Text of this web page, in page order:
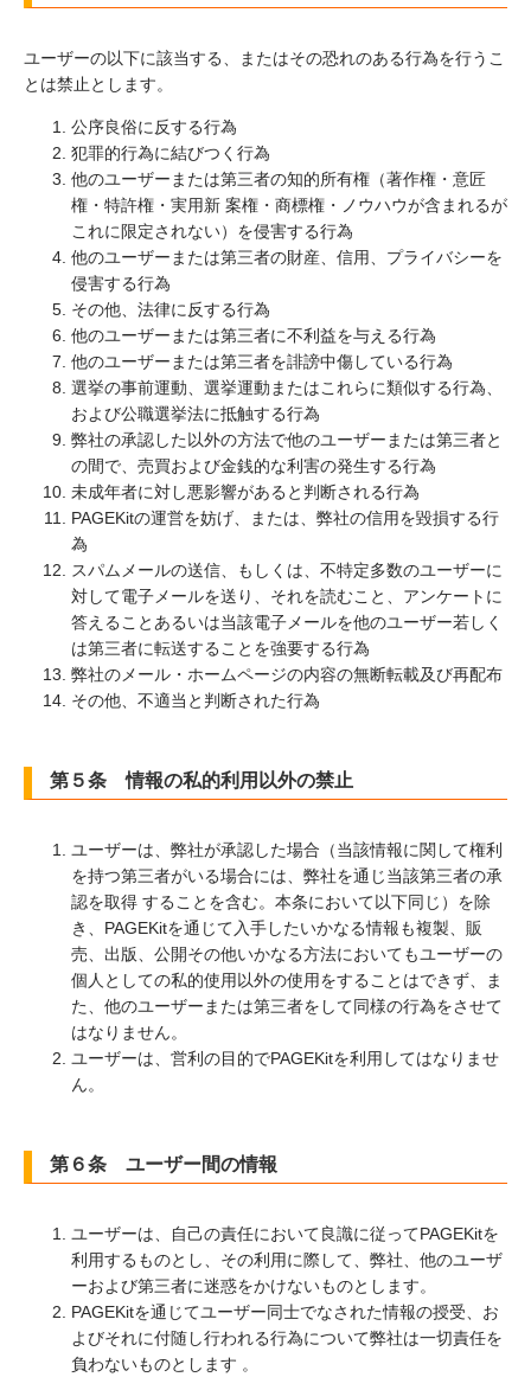
ユーザーの以下に該当する、またはその恐れのある行為を行うこ
とは禁止とします。
公序良俗に反する行為
犯罪的行為に結びつく行為
他のユーザーまたは第三者の知的所有権（著作権・意匠
権・特許権・実用新 案権・商標権・ノウハウが含まれるが
これに限定されない）を侵害する行為
他のユーザーまたは第三者の財産、信用、プライバシーを
侵害する行為
その他、法律に反する行為
他のユーザーまたは第三者に不利益を与える行為
他のユーザーまたは第三者を誹謗中傷している行為
選挙の事前運動、選挙運動またはこれらに類似する行為、
および公職選挙法に抵触する行為
弊社の承認した以外の方法で他のユーザーまたは第三者と
の間で、売買および金銭的な利害の発生する行為
未成年者に対し悪影響があると判断される行為
PAGEKitの運営を妨げ、または、弊社の信用を毀損する行
為
スパムメールの送信、もしくは、不特定多数のユーザーに
対して電子メールを送り、それを読むこと、アンケートに
答えることあるいは当該電子メールを他のユーザー若しく
は第三者に転送することを強要する行為
弊社のメール・ホームページの内容の無断転載及び再配布
その他、不適当と判断された行為
第５条 情報の私的利用以外の禁止
ユーザーは、弊社が承認した場合（当該情報に関して権利
を持つ第三者がいる場合には、弊社を通じ当該第三者の承
認を取得 することを含む。本条において以下同じ）を除
き、PAGEKitを通じて入手したいかなる情報も複製、販
売、出版、公開その他いかなる方法においてもユーザーの
個人としての私的使用以外の使用をすることはできず、ま
た、他のユーザーまたは第三者をして同様の行為をさせて
はなりません。
ユーザーは、営利の目的でPAGEKitを利用してはなりませ
ん。
第６条 ユーザー間の情報
ユーザーは、自己の責任において良識に従ってPAGEKitを
利用するものとし、その利用に際して、弊社、他のユーザ
ーおよび第三者に迷惑をかけないものとします。
PAGEKitを通じてユーザー同士でなされた情報の授受、お
よびそれに付随し行われる行為について弊社は一切責任を
負わないものとします 。